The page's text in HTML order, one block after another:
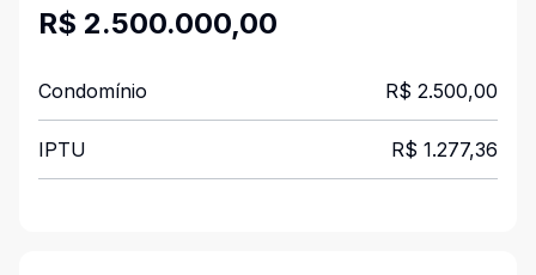
R$ 2.500.000,00
Condomínio R$ 2.500,00
IPTU R$ 1.277,36